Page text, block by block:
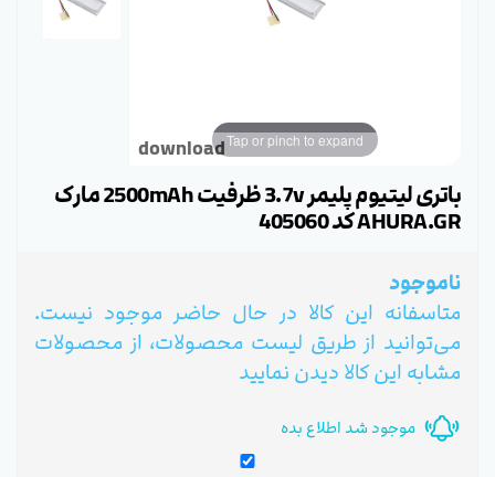
downloadTap or pinch to expand
باتری لیتیوم پلیمر 3.7v ظرفیت 2500mAh مارک
AHURA.GR کد 405060
ناموجود
متاسفانه این کالا در حال حاضر موجود نیست.
می‌توانید از طریق لیست محصولات، از محصولات
مشابه این کالا دیدن نمایید
موجود شد اطلاع بده